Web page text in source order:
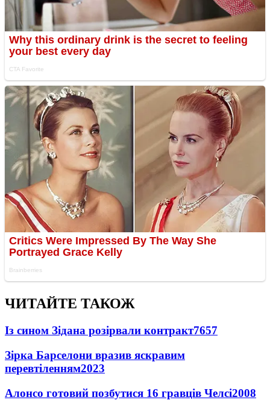
ЧИТАЙТЕ ТАКОЖ
Із сином Зідана розірвали контракт7657
Зірка Барселони вразив яскравим
перевтіленням2023
Алонсо готовий позбутися 16 гравців Челсі2008